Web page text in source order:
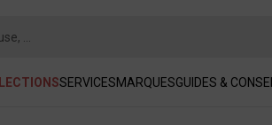
...
SERVICESMARQUESGUIDES &